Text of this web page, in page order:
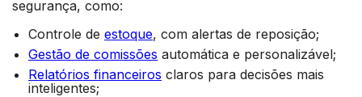
segurança, como:
Controle de estoque, com alertas de reposição;
Gestão de comissões automática e personalizável;
Relatórios financeiros claros para decisões mais
inteligentes;